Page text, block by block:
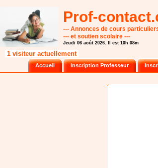
Prof-
--- Annonces de cours
--- et soutien scolaire ---
Jeudi 06 août 2026. Il est 10h 08m
1 visiteur actuellement
Accueil Inscription Professeur